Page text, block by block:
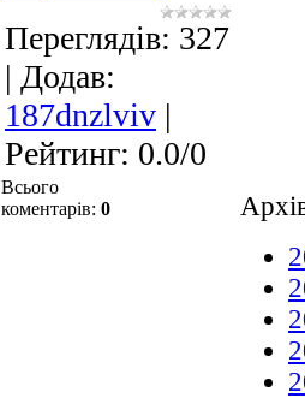
Переглядів: 327
| Додав:
187dnzlviv |
Рейтинг: 0.0/0
Всього
коментарів: 0